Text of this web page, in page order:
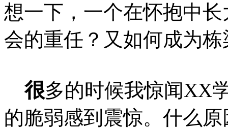
想一下，一个在怀抱中
会的重任？又如何成为
很多的时候我惊闻XX
的脆弱感到震惊。什么